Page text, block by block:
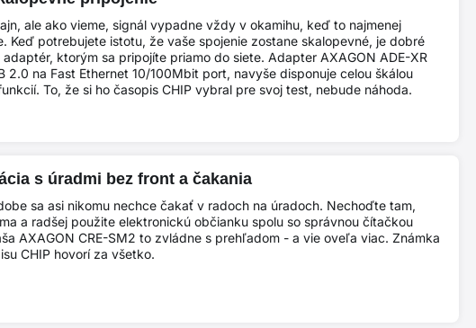
ale ako vieme, signál vypadne vždy v okamihu, keď to najmenej
Keď potrebujete istotu, že vaše spojenie zostane skalopevné, je dobré
ktorým sa pripojíte priamo do siete. Adapter AXAGON ADE-XR
2.0 na Fast Ethernet 10/100Mbit port, navyše disponuje celou škálou
To, že si ho časopis CHIP vybral pre svoj test, nebude náhoda.
s úradmi bez front a čakania
sa asi nikomu nechce čakať v radoch na úradoch. Nechoďte tam,
a radšej použite elektronickú občianku spolu so správnou čítačkou
AXAGON CRE-SM2 to zvládne s prehľadom - a vie oveľa viac. Známka
CHIP hovorí za všetko.